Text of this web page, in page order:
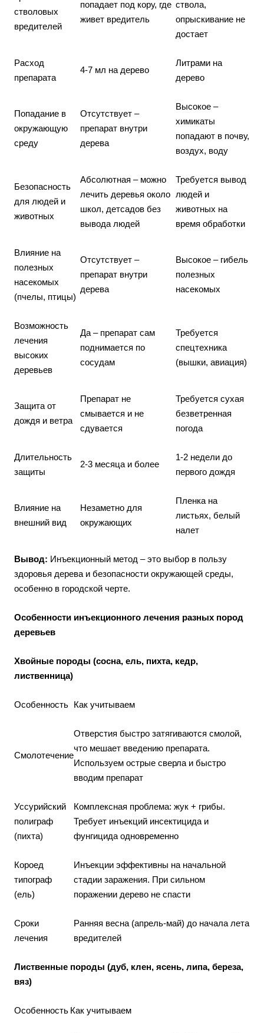
стволовых
вредителей
попадает под кору, где
живет вредитель
ствола,
опрыскивание не
достает
Расход
препарата
4-7 мл на дерево
Литрами на
дерево
Попадание в
окружающую
среду
Отсутствует –
препарат внутри
дерева
Высокое –
химикаты
попадают в почву,
воздух, воду
Безопасность
для людей и
животных
Абсолютная – можно
лечить деревья около
школ, детсадов без
вывода людей
Требуется вывод
людей и
животных на
время обработки
Влияние на
полезных
насекомых
(пчелы, птицы)
Отсутствует –
препарат внутри
дерева
Высокое – гибель
полезных
насекомых
Возможность
лечения
высоких
деревьев
Да – препарат сам
поднимается по
сосудам
Требуется
спецтехника
(вышки, авиация)
Защита от
дождя и ветра
Препарат не
смывается и не
сдувается
Требуется сухая
безветренная
погода
Длительность
защиты
2-3 месяца и более
1-2 недели до
первого дождя
Влияние на
внешний вид
Незаметно для
окружающих
Пленка на
листьях, белый
налет
Вывод: Инъекционный метод – это выбор в пользу
здоровья дерева и безопасности окружающей среды,
особенно в городской черте.
Особенности инъекционного лечения разных пород
деревьев
Хвойные породы (сосна, ель, пихта, кедр,
лиственница)
Особенность Как учитываем
Смолотечение
Отверстия быстро затягиваются смолой,
что мешает введению препарата.
Используем острые сверла и быстро
вводим препарат
Уссурийский
полиграф
(пихта)
Комплексная проблема: жук + грибы.
Требует инъекций инсектицида и
фунгицида одновременно
Короед
типограф
(ель)
Инъекции эффективны на начальной
стадии заражения. При сильном
поражении дерево не спасти
Сроки
лечения
Ранняя весна (апрель-май) до начала лета
вредителей
Лиственные породы (дуб, клен, ясень, липа, береза,
вяз)
Особенность Как учитываем